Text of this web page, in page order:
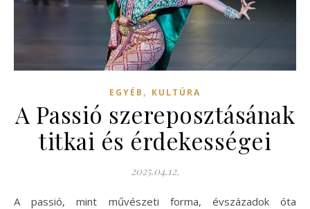
EGYÉB , KULTÚRA
A Passió szereposztásának
titkai és érdekességei
2025.04.12.
A passió, mint művészeti forma, évszázadok óta